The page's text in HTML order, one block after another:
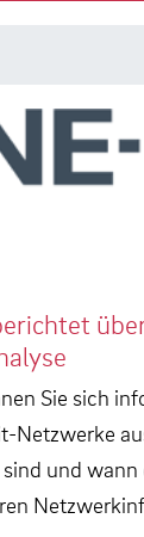
Sie sich
Netzwerke
und wann